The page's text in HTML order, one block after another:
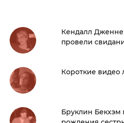
Кендалл
провели
Короткие видео
Бруклин Бекхэм